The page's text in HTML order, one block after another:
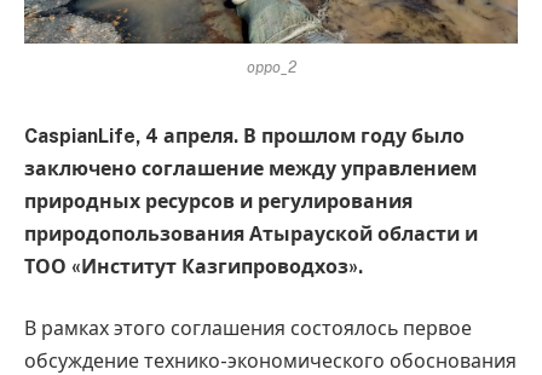
oppo_2
CaspianLife, 4 апреля. В прошлом году было
заключено соглашение между управлением
природных ресурсов и регулирования
природопользования Атырауской области и
ТОО «Институт Казгипроводхоз».
В рамках этого соглашения состоялось первое
обсуждение технико-экономического обоснования